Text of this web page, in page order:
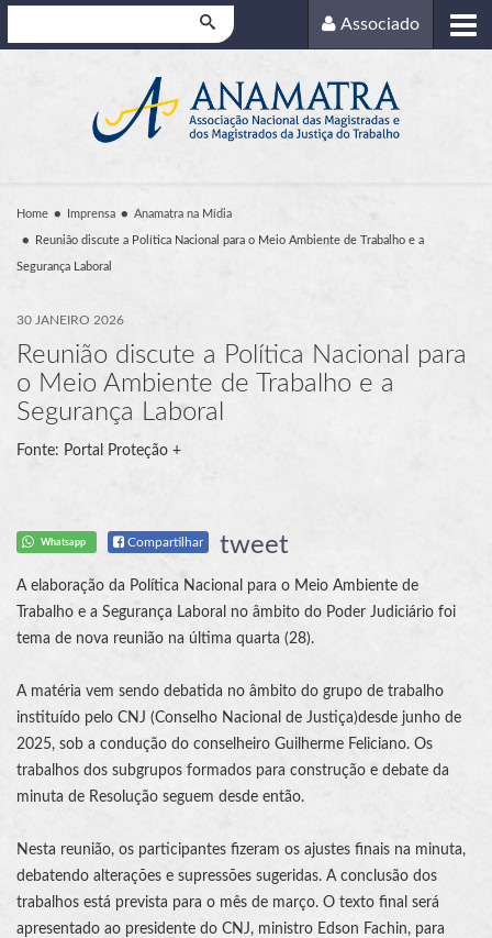
Associado
Home Imprensa Anamatra na Mídia
Reunião discute a Política Nacional para o Meio Ambiente de Trabalho e a
Segurança Laboral
30 JANEIRO 2026
Reunião discute a Política Nacional para
o Meio Ambiente de Trabalho e a
Segurança Laboral
Fonte: Portal Proteção +
Whatsapp Compartilhar tweet
A elaboração da Política Nacional para o Meio Ambiente de
Trabalho e a Segurança Laboral no âmbito do Poder Judiciário foi
tema de nova reunião na última quarta (28).
A matéria vem sendo debatida no âmbito do grupo de trabalho
instituído pelo CNJ (Conselho Nacional de Justiça)desde junho de
2025, sob a condução do conselheiro Guilherme Feliciano. Os
trabalhos dos subgrupos formados para construção e debate da
minuta de Resolução seguem desde então.
Nesta reunião, os participantes fizeram os ajustes finais na minuta,
debatendo alterações e supressões sugeridas. A conclusão dos
trabalhos está prevista para o mês de março. O texto final será
apresentado ao presidente do CNJ, ministro Edson Fachin, para